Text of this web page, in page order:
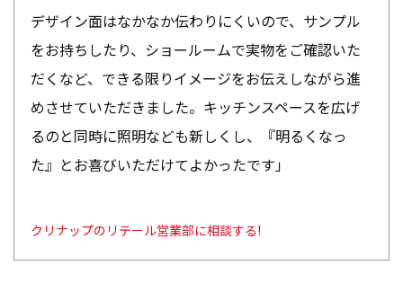
デザイン面はなかなか伝わりにくいので、サンプル
をお持ちしたり、ショールームで実物をご確認いた
だくなど、できる限りイメージをお伝えしながら進
めさせていただきました。キッチンスペースを広げ
るのと同時に照明なども新しくし、『明るくなっ
た』とお喜びいただけてよかったです」
クリナップのリテール営業部に相談する!